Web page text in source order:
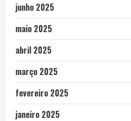
junho 2025
maio 2025
abril 2025
março 2025
fevereiro 2025
janeiro 2025